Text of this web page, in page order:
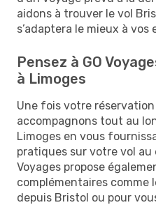
aidons à trouver le vol
s’adaptera le mieux à vos
Pensez à GO
à Limoges
Une fois votre
accompagnons tout au
Limoges en vous
pratiques sur votre vol au
Voyages propose
complémentaires
depuis Bristol ou pour